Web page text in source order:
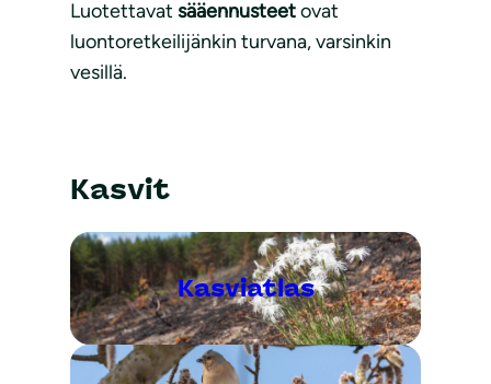
Luotettavat sääennusteetovat
luontoretkeilijänkin turvana, varsinkin
vesillä.
Kasvit
Kasviatlas